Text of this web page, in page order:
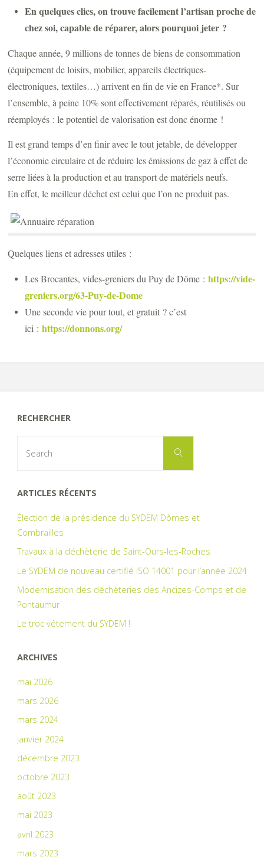
En quelques clics, on trouve facilement l’artisan proche de
chez soi, capable de réparer, alors pourquoi jeter ?
Chaque année, 9 millions de tonnes de biens de consommation
(équipement de loisirs, mobilier, appareils électriques-
électroniques, textiles…) arrivent en fin de vie en France*. Sur
l’ensemble, à peine 10% sont effectivement réparés, réutilisés ou
réemployés : le potentiel de valorisation est donc énorme !
Il est grand temps d’en finir avec le tout jetable, de développer
l’économie circulaire et de réduire les émissions de gaz à effet de
serre liées à la production et au transport de matériels neufs.
En effet, le meilleur déchet est celui que l’on ne produit pas.
Quelques liens et adresses utiles :
Les Brocantes, vides-greniers du Puy de Dôme :https://vide-
greniers.org/63-Puy-de-Dome
Une seconde vie pour tout, et gratuit ? c’est
ici :https://donnons.org/
RECHERCHER
Search
ARTICLES RÉCENTS
Élection de la présidence du SYDEM Dômes et
Combrailles
Travaux à la déchèterie de Saint-Ours-les-Roches
Le SYDEM de nouveau certifié ISO 14001 pour l’année 2024
Modernisation des déchèteries des Ancizes-Comps et de
Pontaumur
Le troc vêtement du SYDEM !
ARCHIVES
mai 2026
mars 2026
mars 2024
janvier 2024
décembre 2023
octobre 2023
août 2023
mai 2023
avril 2023
mars 2023